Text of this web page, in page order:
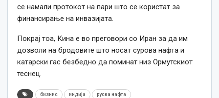
се намали протокот на пари што се користат за
финансирање на инвазијата.
Покрај тоа, Кина е во преговори со Иран за да им
дозволи на бродовите што носат сурова нафта и
катарски гас безбедно да поминат низ Ормутскиот
теснец.
бизнис индија руска нафта